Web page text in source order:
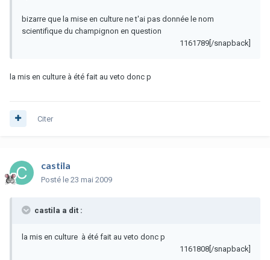
bizarre que la mise en culture ne t'ai pas donnée le nom
scientifique du champignon en question
1161789[/snapback]
la mis en culture à été fait au veto donc p
Citer
castila
Posté le 23 mai 2009
castila a dit :
la mis en culture à été fait au veto donc p
1161808[/snapback]